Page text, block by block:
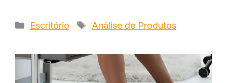
Categorias
Escritório Tags
Análise de Produtos